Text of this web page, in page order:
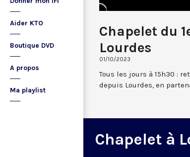
Aider KTO
Boutique DVD
A propos
Ma playlist
Chapelet du
Lourdes
01/10/2023
Tous les jours à 15h30 :
depuis Lourdes, en
Chapelet à